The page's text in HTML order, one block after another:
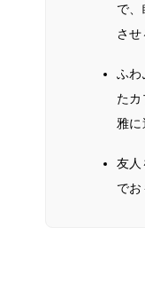
で
させ
ふわ
た
雅に
友人
でお